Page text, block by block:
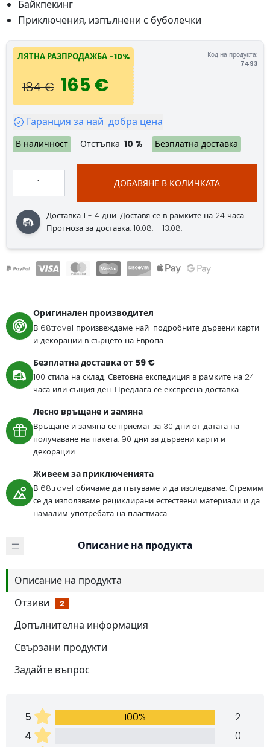
Байкпекинг
Приключения, изпълнени с буболечки
ЛЯТНА РАЗПРОДАЖБА -10%
184 € 165 €
Код на продукта:
7493
Гаранция за най-добра цена
В наличност Отстъпка: 10 % Безплатна доставка
ДОБАВЯНЕ В КОЛИЧКАТА
Доставка 1 - 4 дни. Доставя се в рамките на 24 часа.
Прогноза за доставка: 10.08. - 13.08.
Оригинален производител
В 68travel произвеждаме най-подробните дървени карти
и декорации в сърцето на Европа.
Безплатна доставка от 59 €
100 стила на склад. Световна експедиция в рамките на 24
часа или същия ден. Предлага се експресна доставка.
Лесно връщане и замяна
Връщане и замяна се приемат за 30 дни от датата на
получаване на пакета. 90 дни за дървени карти и
декорации.
Живеем за приключенията
В 68travel обичаме да пътуваме и да изследваме. Стремим
се да използваме рециклирани естествени материали и да
намалим употребата на пластмаса.
Описание на продукта
Описание на продукта
Отзиви
2
Допълнителна информация
Свързани продукти
Задайте въпрос
5 100%
2
4
0